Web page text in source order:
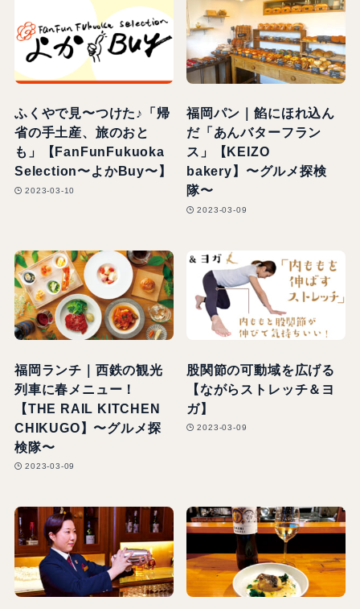
ふくやで見〜つけた♪「帰
省の手土産、旅のおと
も」【FanFunFukuoka
Selection〜よかBuy〜】
2023-03-10
福岡パン｜餡にほれ込ん
だ「あんバターフラン
ス」【KEIZO
bakery】〜グルメ探検
隊〜
2023-03-09
福岡ランチ｜西鉄の観光
列車に春メニュー！
【THE RAIL KITCHEN
CHIKUGO】〜グルメ探
検隊〜
2023-03-09
股関節の可動域を広げる
【ながらストレッチ＆ヨ
ガ】
2023-03-09